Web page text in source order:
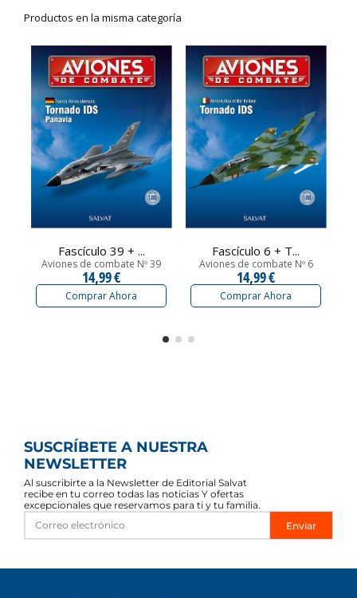
Productos en la misma categoría
Fascículo 39 + ...
Aviones de combate Nº 39
14,99 €
Comprar Ahora
Fascículo 6 + T...
Aviones de combate Nº 6
14,99 €
Comprar Ahora
SUSCRÍBETE A NUESTRA
NEWSLETTER
Al suscribirte a la Newsletter de Editorial Salvat
recibe en tu correo todas las noticias Y ofertas
excepcionales que reservamos para ti y tu familia.
Enviar